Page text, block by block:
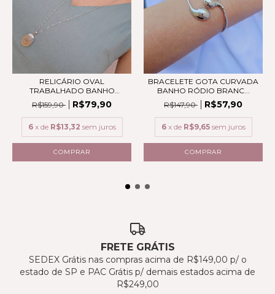
RELICÁRIO OVAL
TRABALHADO BANHO
RÓDIO BR...
R$159,90 R$79,90
6 x de R$13,32 sem juros
BRACELETE GOTA CURVADA
BANHO RÓDIO BRANC...
R$147,90
R$57,90
6 x de R$9,65 sem juros
FRETE GRÁTIS
SEDEX Grátis nas compras acima de R$149,00 p/ o
estado de SP e PAC Grátis p/ demais estados acima de
R$249,00